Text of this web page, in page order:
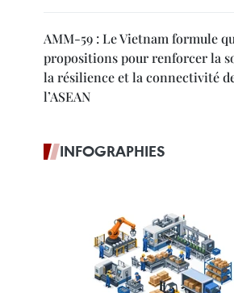
AMM-59 : Le Vietnam formule
propositions pour renforcer la
la résilience et la connectivité
l’ASEAN
INFOGRAPHIES